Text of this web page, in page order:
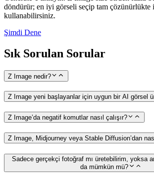
döndürür; en iyi görseli seçip tam çözünürlükte
kullanabilirsiniz.
Şimdi Dene
Sık Sorulan Sorular
Z Image nedir?
Z Image yeni başlayanlar için uygun bir AI görsel
Z Image’da negatif komutlar nasıl çalışır?
Z Image, Midjourney veya Stable Diffusion’dan
Sadece gerçekçi fotoğraf mı üretebilirim, yoksa
da mümkün mü?